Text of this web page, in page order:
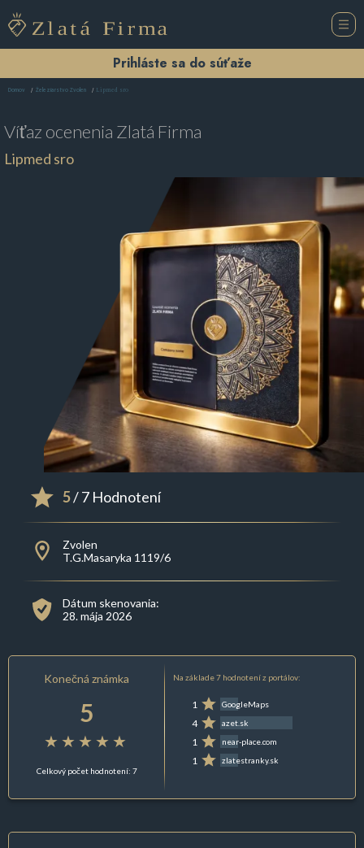
Prihláste sa do súťaže
Domov Železiarstvo Zvolen Lipmed sro
Víťaz ocenenia Zlatá Firma
Lipmed sro
5/ 7 Hodnotení
Zvolen
T.G.Masaryka 1119/6
Dátum skenovania:
28. mája 2026
Konečná známka
5
Celkový počet hodnotení: 7
Na základe 7 hodnotení z portálov:
1 GoogleMaps
4 azet.sk
1 near-place.com
1 zlatestranky.sk